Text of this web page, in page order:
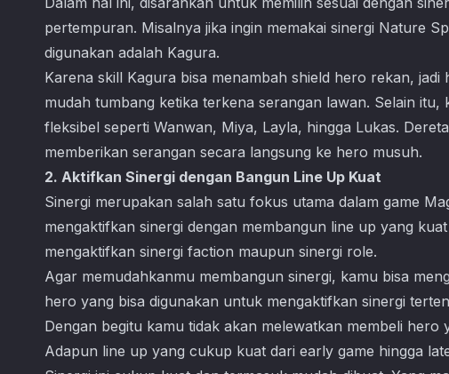
pertempuran. Misalnya jika ingin memakai sinergi Nature
digunakan adalah Kagura.
Karena skill Kagura bisa menambah shield hero rekan,
mudah tumbang ketika terkena serangan lawan. Selain itu,
fleksibel seperti Wanwan, Miya, Layla, hingga Lukas.
memberikan serangan secara langsung ke hero musuh.
2. Aktifkan Sinergi dengan Bangun Line Up Kuat
Sinergi merupakan salah satu fokus utama dalam game
mengaktifkan sinergi dengan membangun line up yang
mengaktifkan sinergi faction maupun sinergi role.
Agar memudahkanmu membangun sinergi, kamu bisa
hero yang bisa digunakan untuk mengaktifkan sinergi
Dengan begitu kamu tidak akan melewatkan membeli hero
Adapun line up yang cukup kuat dari early game hingga